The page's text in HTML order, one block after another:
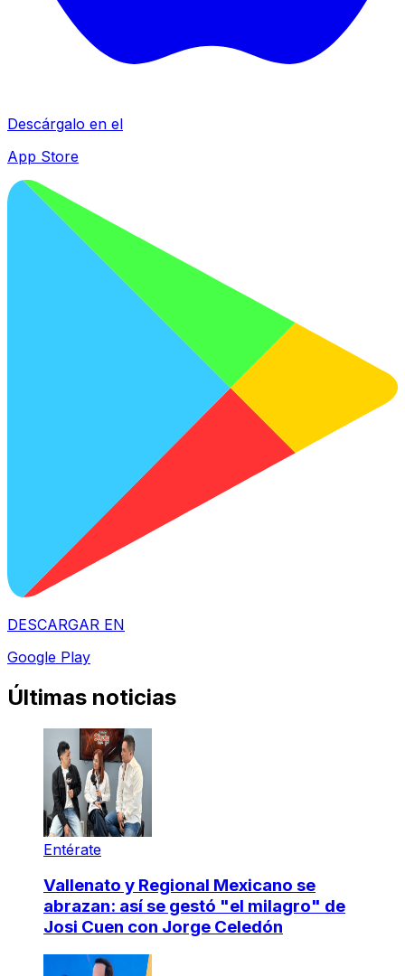
Descárgalo en el
App Store
DESCARGAR EN
Google Play
Últimas noticias
Entérate
Vallenato y Regional Mexicano se
abrazan: así se gestó "el milagro" de
Josi Cuen con Jorge Celedón